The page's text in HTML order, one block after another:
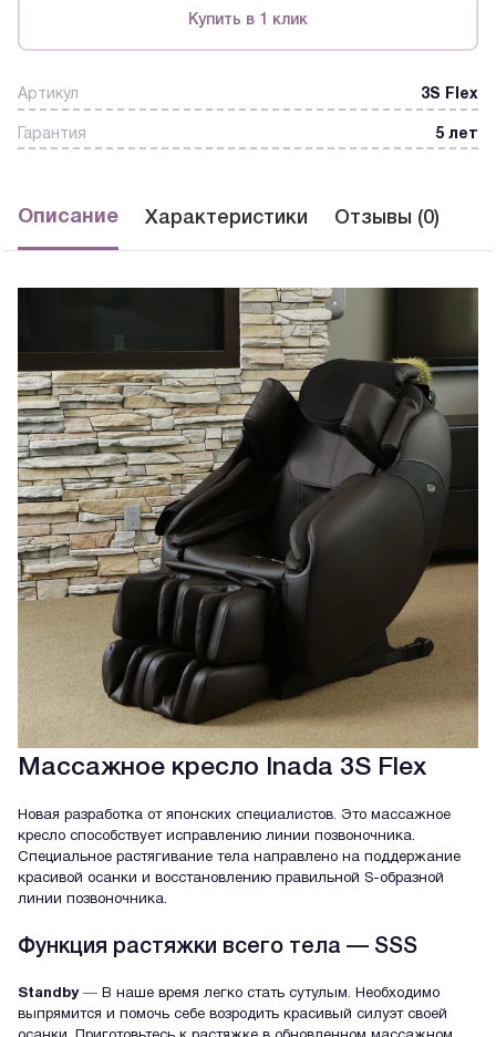
Купить в 1 клик
Артикул 3S Flex
Гарантия 5 лет
Описание Характеристики Отзывы (0)
Массажное кресло Inada 3S Flex
Новая разработка от японских специалистов. Это массажное
кресло способствует исправлению линии позвоночника.
Специальное растягивание тела направлено на поддержание
красивой осанки и восстановлению правильной S-образной
линии позвоночника.
Функция растяжки всего тела — SSS
Standby― В наше время легко стать сутулым. Необходимо
выпрямится и помочь себе возродить красивый силуэт своей